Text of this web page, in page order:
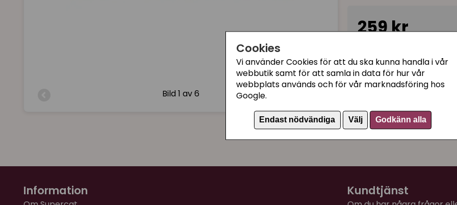
Cookies
Vi använder Cookies för att du ska kunna handla i vår
webbutik samt för att samla in data för hur vår
webbplats används och för vår marknadsföring hos
Google.
Endast nödvändiga Välj Godkänn alla
Bild 1 av 6
till alla typer av kattsand,
stora pellets).
Produkten är tillverkad av
vattentålig, fuktavvisande
Materialet är BPA-fritt och
rinnande vatten.
Observera! Mattan bör ej
eld/kamin/brasa. Undvik
kemikalier.
259 kr
I lager, leveranstid 1-3
Kattlådematta
Artikelnummer:
Information Kundtjänst